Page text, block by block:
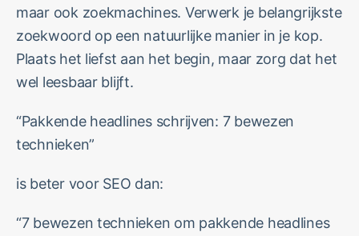
maar ook zoekmachines. Verwerk je belangrijkste
zoekwoord op een natuurlijke manier in je kop.
Plaats het liefst aan het begin, maar zorg dat het
wel leesbaar blijft.
“Pakkende headlines schrijven: 7 bewezen
technieken”
is beter voor SEO dan:
“7 bewezen technieken om pakkende headlines